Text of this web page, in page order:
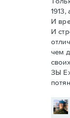
И
И
чем
ЗЫ